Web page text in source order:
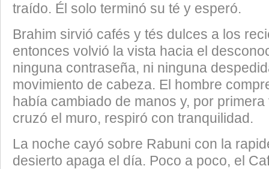
traído. Él solo terminó su té y esperó.
​Brahim sirvió cafés y tés dulces a los
entonces volvió la vista hacia el
ninguna contraseña, ni ninguna
movimiento de cabeza. El hombre
había cambiado de manos y, por
cruzó el muro, respiró con tranquilidad.
​La noche cayó sobre Rabuni con la
desierto apaga el día. Poco a poco, el